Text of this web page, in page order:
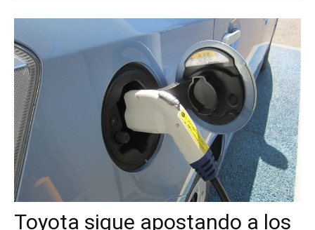
Toyota sigue apostando a los